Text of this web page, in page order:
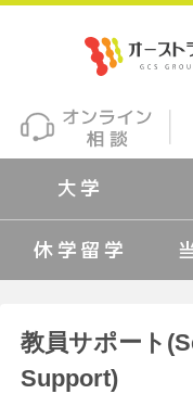
大学
休学留学
教員サポート
Support)